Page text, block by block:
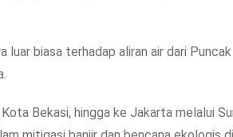
luar biasa terhadap aliran air dari Puncak
Bekasi, hingga ke Jakarta melalui